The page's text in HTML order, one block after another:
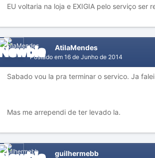
EU voltaria na loja e EXIGIA pelo serviço ser
AtilaMendes
Postado em 16 de Junho de 2014
Sabado vou la pra terminar o servico. Ja
Mas me arrependi de ter levado la.
guilhermebb